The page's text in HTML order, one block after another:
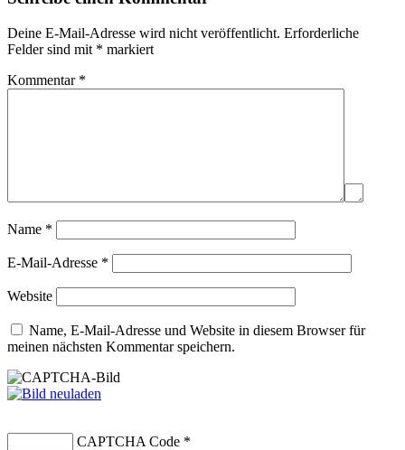
Deine E-Mail-Adresse wird nicht veröffentlicht. Erforderliche
Felder sind mit * markiert
Kommentar *
Name *
E-Mail-Adresse *
Website
Name, E-Mail-Adresse und Website in diesem Browser für
meinen nächsten Kommentar speichern.
CAPTCHA Code *